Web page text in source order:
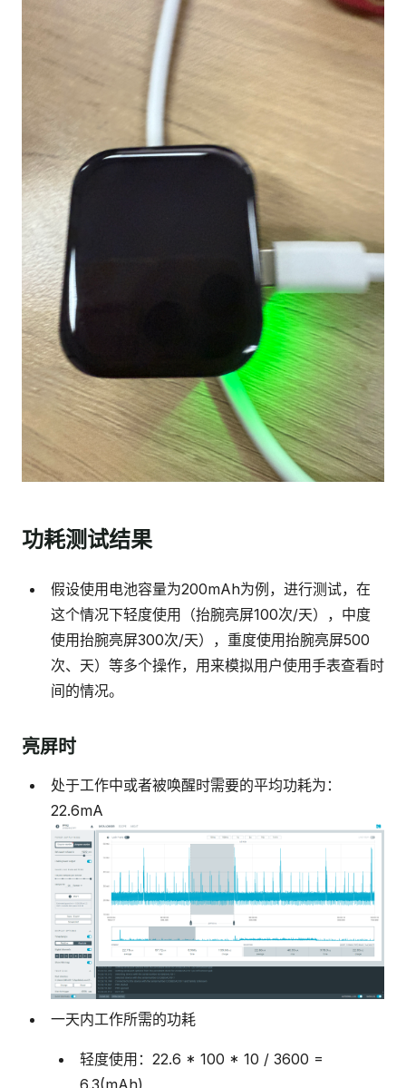
功耗测试结果
假设使用电池容量为200mAh为例，进行测试，在
这个情况下轻度使用（抬腕亮屏100次/天），中度
使用抬腕亮屏300次/天），重度使用抬腕亮屏500
次、天）等多个操作，用来模拟用户使用手表查看时
间的情况。
亮屏时
处于工作中或者被唤醒时需要的平均功耗为：
22.6mA
一天内工作所需的功耗
轻度使用：22.6 * 100 * 10 / 3600 =
6.3(mAh)